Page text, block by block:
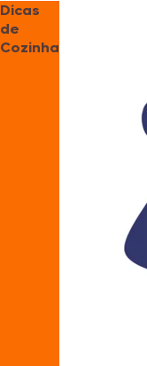
Dicas
de
Cozinha